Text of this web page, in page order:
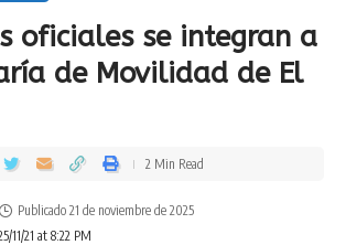
oficiales se integran a
de Movilidad de El
11/21 at 8:22 PM
Publicado 21 de noviembre de 2025
2 Min Read